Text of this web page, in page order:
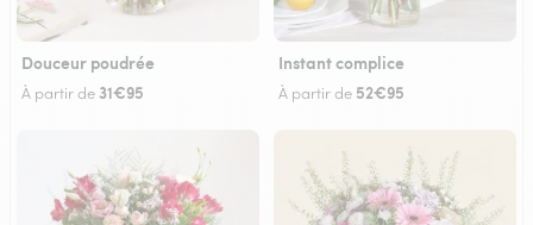
Douceur poudrée
À partir de 31€95
Instant complice
À partir de 52€95